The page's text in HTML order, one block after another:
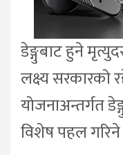
डेङ्गुबाट हुने
लक्ष्य सरकारको
योजनाअन्तर्गत
विशेष पहल